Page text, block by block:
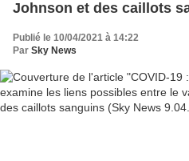
Johnson et des caillots
9.04.21)
Publié le 10/04/2021 à 14:22
Par Sky News